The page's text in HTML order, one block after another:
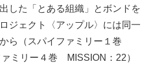
した「とある組織」とボンドを
ジェクト〈アップル〉には同一
ら（スパイファミリー１巻
ミリー４巻 MISSION：22）